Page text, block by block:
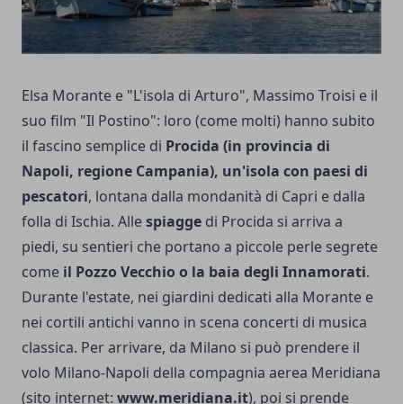
Elsa Morante e "L'isola di Arturo", Massimo Troisi e il
suo film "Il Postino": loro (come molti) hanno subito
il fascino semplice di Procida (in provincia di
Napoli, regione Campania), un'isola con paesi di
pescatori, lontana dalla mondanità di Capri e dalla
folla di Ischia. Allespiagge di Procida si arriva a
piedi, su sentieri che portano a piccole perle segrete
come il Pozzo Vecchio o la baia degli Innamorati.
Durante l'estate, nei giardini dedicati alla Morante e
nei cortili antichi vanno in scena concerti di musica
classica. Per arrivare, da Milano si può prendere il
volo Milano-Napoli della compagnia aerea Meridiana
(sito internet: www.meridiana.it), poi si prende